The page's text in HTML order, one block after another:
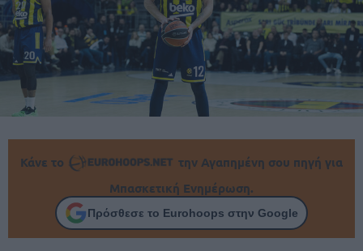
Κάνε το
την Αγαπημένη σου πηγή για
Μπασκετική Ενημέρωση.
Πρόσθεσε το Eurohoops στην Google